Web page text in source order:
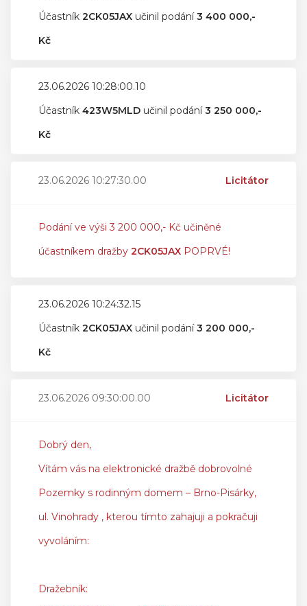
Účastník 2CK05JAX učinil podání3 400 000,-
Kč
23.06.2026 10:28:00.10
Účastník 423W5MLD učinil podání3 250 000,-
Kč
23.06.2026 10:27:30.00 Licitátor
Podání ve výši 3 200 000,- Kč učiněné
účastníkem dražby 2CK05JAX POPRVÉ!
23.06.2026 10:24:32.15
Účastník 2CK05JAX učinil podání3 200 000,-
Kč
23.06.2026 09:30:00.00 Licitátor
Dobrý den,
Vítám vás na elektronické dražbě dobrovolné
Pozemky s rodinným domem – Brno-Pisárky,
ul. Vinohrady , kterou tímto zahajuji a pokračuji
vyvoláním:
Dražebník: